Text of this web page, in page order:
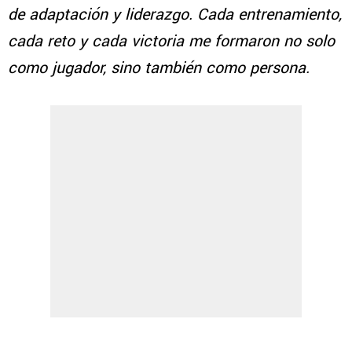
de adaptación y liderazgo. Cada entrenamiento,
cada reto y cada victoria me formaron no solo
como jugador, sino también como persona.